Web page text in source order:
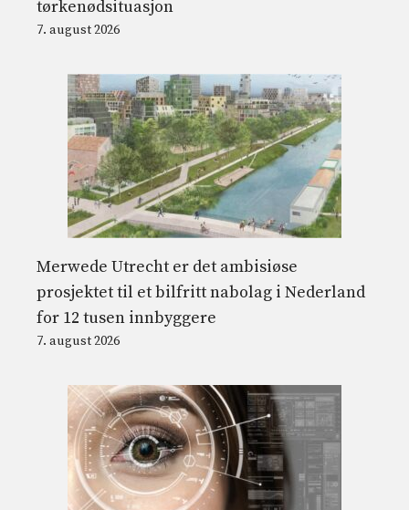
tørkenødsituasjon
7. august 2026
Merwede Utrecht er det ambisiøse
prosjektet til et bilfritt nabolag i Nederland
for 12 tusen innbyggere
7. august 2026